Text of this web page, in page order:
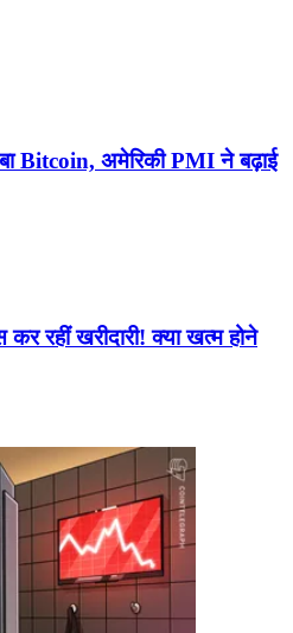
Bitcoin, अमेरिकी PMI ने बढ़ाई
रहीं खरीदारी! क्या खत्म होने